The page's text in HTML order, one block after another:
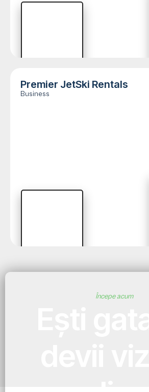
Premier JetSki Rentals
Business
Începe acum